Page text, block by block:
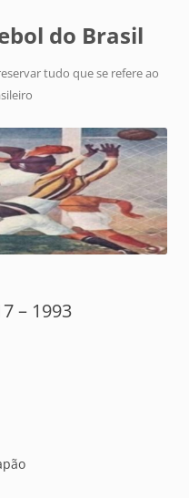
do Brasil
tudo que se refere ao
– 1993